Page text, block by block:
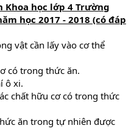
học lớp 4 Trường
học 2017 - 2018 (có đáp
vật cần lấy vào cơ thể
có trong thức ăn.
ô xi.
chất hữu cơ có trong thức
ăn trong tự nhiên được